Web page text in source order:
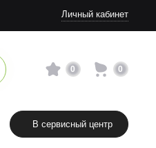
Личный кабинет
0 0
В сервисный центр